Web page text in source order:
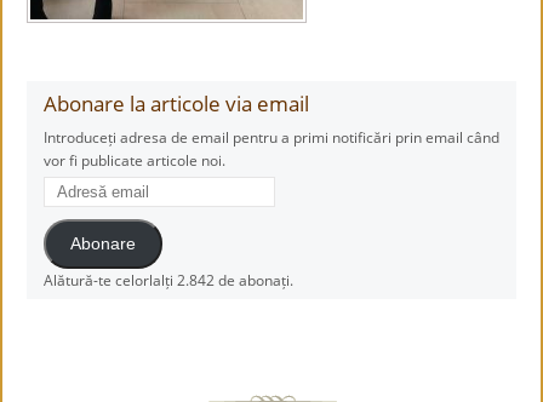
Abonare la articole via email
Introduceți adresa de email pentru a primi notificări prin email când
vor fi publicate articole noi.
Adresă
email
Abonare
Alătură-te celorlalți 2.842 de abonați.